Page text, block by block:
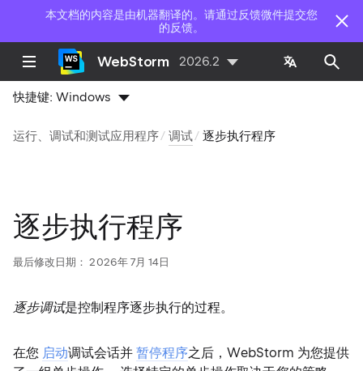
本文档的内容是由机器翻译的。请通过反馈微件提交您
的反馈。
WebStorm 2026.2
快捷键:Windows
运行、调试和测试应用程序 调试 逐步执行程序
逐步执行程序
最后修改日期： 2026年 7月 14日
逐步调试是控制程序逐步执行的过程。
在您 启动调试会话并暂停程序之后，WebStorm 为您提供